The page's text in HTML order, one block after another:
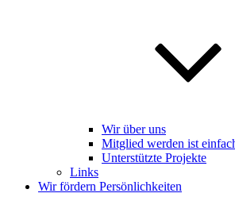
Wir über uns
Mitglied werden ist
Unterstützte Projekte
Links
Wir fördern Persönlichkeiten